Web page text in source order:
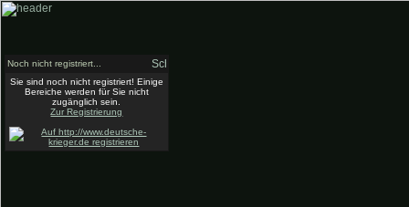
Noch nicht registriert...
Sie sind noch nicht registriert! Einige
Bereiche werden für Sie nicht
zugänglich sein.
Zur Registrierung